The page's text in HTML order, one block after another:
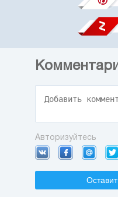
Авторизуйтесь